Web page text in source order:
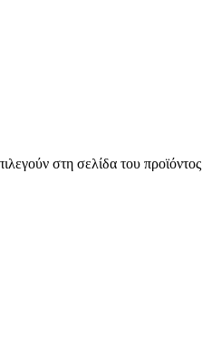
στη σελίδα του προϊόντος